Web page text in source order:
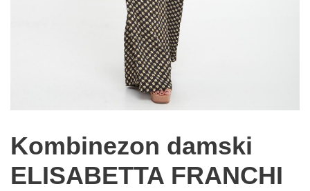
Kombinezon damski
ELISABETTA FRANCHI